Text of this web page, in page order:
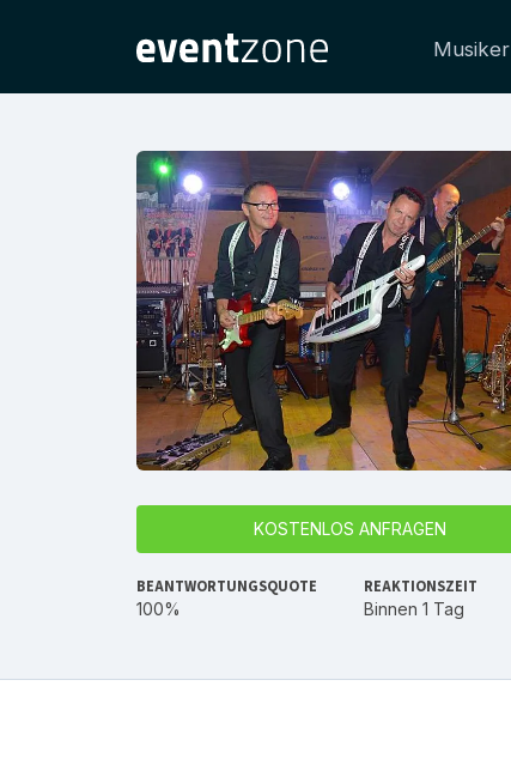
Musiker
KOSTENLOS ANFRAGEN
BEANTWORTUNGSQUOTE
100%
REAKTIONSZEIT
Binnen 1 Tag